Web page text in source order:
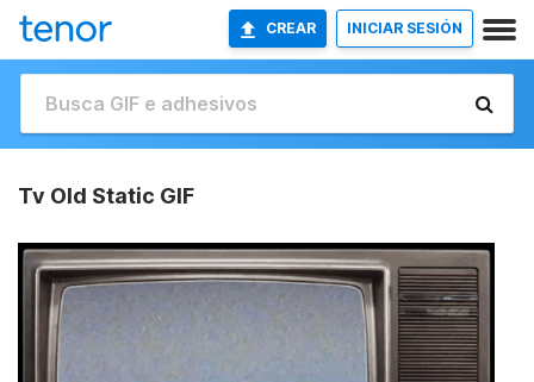
CREAR INICIAR SESIÓN
Tv Old Static GIF